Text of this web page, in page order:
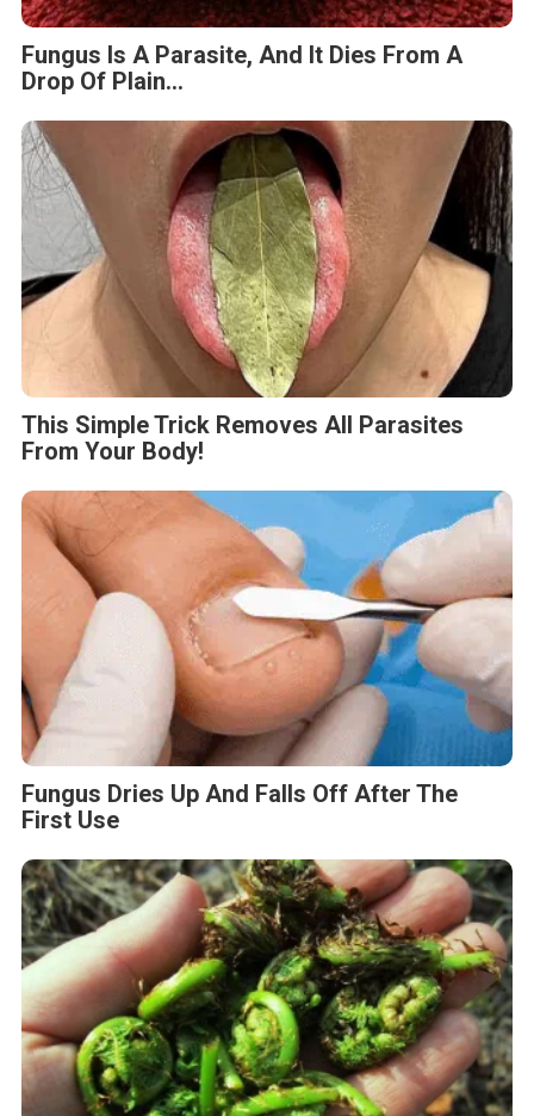
Fungus Is A Parasite, And It Dies From A
Drop Of Plain...
This Simple Trick Removes All Parasites
From Your Body!
Fungus Dries Up And Falls Off After The
First Use